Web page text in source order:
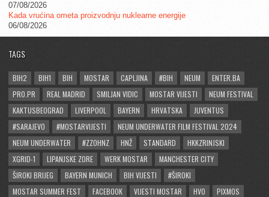
07/08/2026
Kada vrućina ometa proizvodnju nuklearne energije
06/08/2026
TAGS
BIH2 BIH1 BIH MOSTAR CAPLJINA #BIH NEUM
ENTER.BA
PRO.PR
REAL MADRID SMILJAN VIDIC MOSTAR VIJESTI
NEUM FESTIVAL
KAKTUSBEOGRAD
LIVERPOOL BAYERN HRVATSKA
JUVENTUS
#SARAJEVO
#MOSTARVIJESTI
NEUM UNDERWATER FILM FESTIVAL 2024
NEUM UNDERWATER
#ZZOHNZ HNŽ STANDARD
HKKZRINJSKI
XGRID-1
LIPANJSKE ZORE WERK MOSTAR
MANCHESTER CITY
ŠIROKI BRIJEG
BAYERN MUNICH BIH VIJESTI
#ŠIROKI
MOSTAR SUMMER FEST
FACEBOOK VIJESTI MOSTAR HVO
PIXMOS